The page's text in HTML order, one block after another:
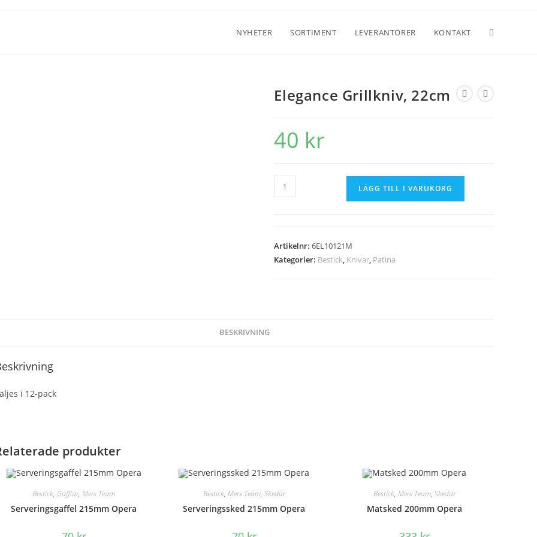
NYHETER SORTIMENT LEVERANTÖRER KONTAKT
Elegance Grillkniv, 22cm
40 kr
LÄGG TILL I VARUKORG
Artikelnr:6EL10121M
Kategorier: Bestick, Knivar, Patina
BESKRIVNING
i 12-pack
produkter
Bestick, Gafflar,Merx Team
Serveringsgaffel 215mm Opera
Bestick, Merx Team, Skedar
Serveringssked 215mm Opera
Bestick,Merx Team,Skedar
Matsked 200mm Opera